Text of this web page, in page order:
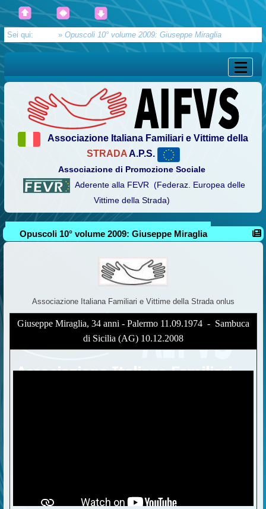
Sei qui: » Opuscoli 10° volume 2009: Giuseppe Miraglia
Associazione Italiana Familiari e Vittime della
STRADAA.P.S.
Associazione di Promozione Sociale
Aderente alla FEVR (Federaz. Europea delle
Vittime della Strada)
Opuscoli 10° volume 2009: Giuseppe Miraglia
Associazione Italiana Familiari e Vittime della Strada onlus
Giuseppe Miraglia, 34 anni - Palermo 11.09.1974 - Sambuca
di Sicilia (AG) 10.12.2008